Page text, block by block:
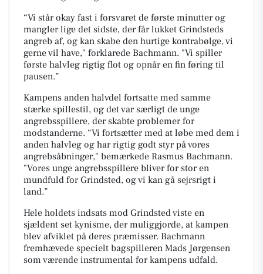
“Vi står okay fast i forsvaret de første minutter og
mangler lige det sidste, der får lukket Grindsteds
angreb af, og kan skabe den hurtige kontrabølge, vi
gerne vil have," forklarede Bachmann. "Vi spiller
første halvleg rigtig flot og opnår en fin føring til
pausen.”
Kampens anden halvdel fortsatte med samme
stærke spillestil, og det var særligt de unge
angrebsspillere, der skabte problemer for
modstanderne. “Vi fortsætter med at løbe med dem i
anden halvleg og har rigtig godt styr på vores
angrebsåbninger," bemærkede Rasmus Bachmann.
"Vores unge angrebsspillere bliver for stor en
mundfuld for Grindsted, og vi kan gå sejrsrigt i
land.”
Hele holdets indsats mod Grindsted viste en
sjældent set kynisme, der muliggjorde, at kampen
blev afviklet på deres præmisser. Bachmann
fremhævede specielt bagspilleren Mads Jørgensen
som værende instrumental for kampens udfald.